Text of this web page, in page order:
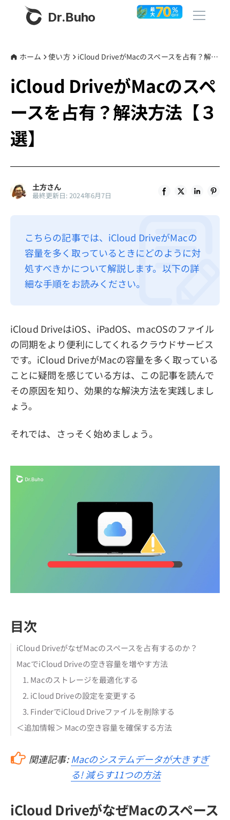
Dr.Buho
製品
BuhoCleaner
BuhoLaunchpad
ストア
その他
利用規約
返金について
ホーム 使い方 iCloud DriveがMacのスペースを占有？解決方法【３選】
iCloud DriveがMacのスペ
ースを占有？解決方法【３
選】
土方さん
最終更新日: 2024年6月7日
こちらの記事では、iCloud DriveがMacの
容量を多く取っているときにどのように対
処すべきかについて解説します。以下の詳
細な手順をお読みください。
iCloud DriveはiOS、iPadOS、macOSのファイル
の同期をより便利にしてくれるクラウドサービス
です。iCloud DriveがMacの容量を多く取っている
ことに疑問を感じている方は、この記事を読んで
その原因を知り、効果的な解決方法を実践しまし
ょう。
それでは、さっそく始めましょう。
目次
iCloud DriveがなぜMacのスペースを占有するのか？
MacでiCloud Driveの空き容量を増やす方法
1. Macのストレージを最適化する
2. iCloud Driveの設定を変更する
3. FinderでiCloud Driveファイルを削除する
＜追加情報＞ Macの空き容量を確保する方法
関連記事: Macのシステムデータが大きすぎ
る! 減らす11つの方法
iCloud DriveがなぜMacのスペース